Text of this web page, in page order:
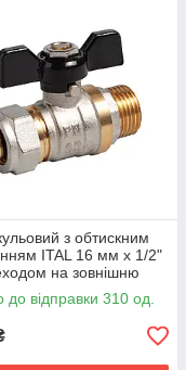
з обтискним
ITAL 16 мм х 1/2"
на зовнішню
до відправки 310 од.